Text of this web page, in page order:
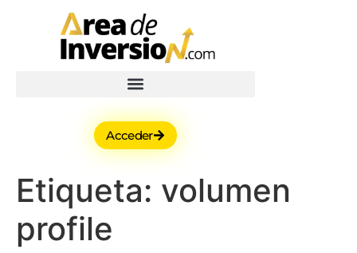
Acceder
Etiqueta: volumen
profile